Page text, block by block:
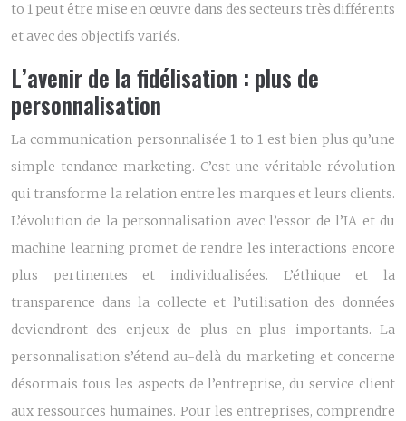
to 1 peut être mise en œuvre dans des secteurs très différents
et avec des objectifs variés.
L’avenir de la fidélisation : plus de
personnalisation
La communication personnalisée 1 to 1 est bien plus qu’une
simple tendance marketing. C’est une véritable révolution
qui transforme la relation entre les marques et leurs clients.
L’évolution de la personnalisation avec l’essor de l’IA et du
machine learning promet de rendre les interactions encore
plus pertinentes et individualisées. L’éthique et la
transparence dans la collecte et l’utilisation des données
deviendront des enjeux de plus en plus importants. La
personnalisation s’étend au-delà du marketing et concerne
désormais tous les aspects de l’entreprise, du service client
aux ressources humaines. Pour les entreprises, comprendre